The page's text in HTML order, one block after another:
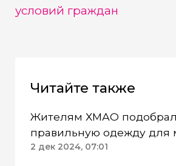
условий граждан
Читайте также
Жителям ХМАО
правильную одежду для
2 дек 2024, 07:01